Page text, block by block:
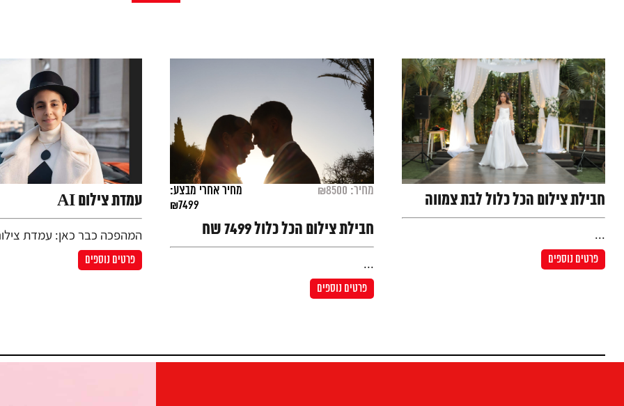
חבילת צילום הכל כלול לבת צמווה
...
פרטים נוספים
מחיר: ₪8500
מחיר אחרי מבצע:
₪7499
חבילת צילום הכל כלול 7499 שח
...
פרטים נוספים
עמדת צילום AI
המהפכה כבר כאן: עמדת
פרטים נוספים